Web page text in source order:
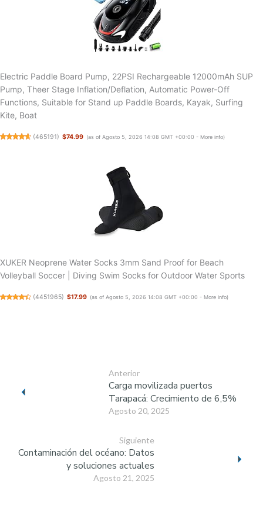
Electric Paddle Board Pump, 22PSI Rechargeable 12000mAh SUP
Pump, Theer Stage Inflation/Deflation, Automatic Power-Off
Functions, Suitable for Stand up Paddle Boards, Kayak, Surfing
Kite, Boat
(465191) $74.99 (as of Agosto 5, 2026 14:08 GMT +00:00 - More info)
XUKER Neoprene Water Socks 3mm Sand Proof for Beach
Volleyball Soccer | Diving Swim Socks for Outdoor Water Sports
(4451965) $17.99 (as of Agosto 5, 2026 14:08 GMT +00:00 - More info)
Anterior
Agosto 20, 2025
Carga movilizada puertos
Tarapacá: Crecimiento de 6,5%
Siguiente
Agosto 21, 2025
Contaminación del océano: Datos
y soluciones actuales